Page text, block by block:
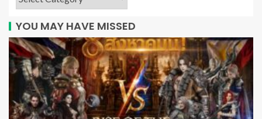
YOU MAY HAVE MISSED